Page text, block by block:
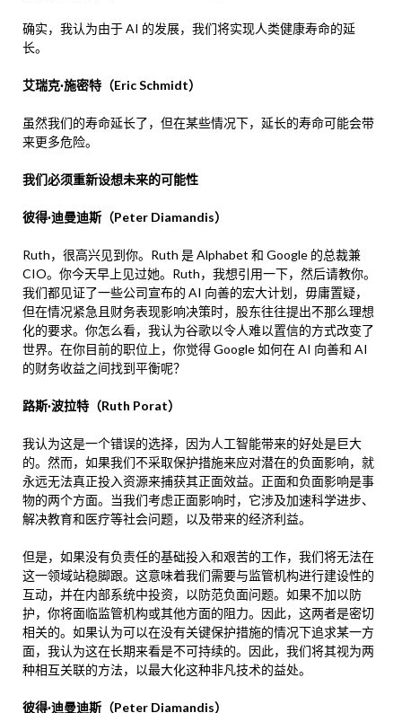
确实，我认为由于 AI 的发展，我们将实现人类健康寿命的延
长。
艾瑞克·施密特（Eric Schmidt）
虽然我们的寿命延长了，但在某些情况下，延长的寿命可能会带
来更多危险。
我们必须重新设想未来的可能性
彼得·迪曼迪斯（Peter Diamandis）
Ruth，很高兴见到你。Ruth 是 Alphabet 和 Google 的总裁兼
CIO。你今天早上见过她。Ruth，我想引用一下，然后请教你。
我们都见证了一些公司宣布的 AI 向善的宏大计划，毋庸置疑，
但在情况紧急且财务表现影响决策时，股东往往提出不那么理想
化的要求。你怎么看，我认为谷歌以令人难以置信的方式改变了
世界。在你目前的职位上，你觉得 Google 如何在 AI 向善和 AI
的财务收益之间找到平衡呢？
路斯·波拉特（Ruth Porat）
我认为这是一个错误的选择，因为人工智能带来的好处是巨大
的。然而，如果我们不采取保护措施来应对潜在的负面影响，就
永远无法真正投入资源来捕获其正面效益。正面和负面影响是事
物的两个方面。当我们考虑正面影响时，它涉及加速科学进步、
解决教育和医疗等社会问题，以及带来的经济利益。
但是，如果没有负责任的基础投入和艰苦的工作，我们将无法在
这一领域站稳脚跟。这意味着我们需要与监管机构进行建设性的
互动，并在内部系统中投资，以防范负面问题。如果不加以防
护，你将面临监管机构或其他方面的阻力。因此，这两者是密切
相关的。如果认为可以在没有关键保护措施的情况下追求某一方
面，我认为这在长期来看是不可持续的。因此，我们将其视为两
种相互关联的方法，以最大化这种非凡技术的益处。
彼得·迪曼迪斯（Peter Diamandis）